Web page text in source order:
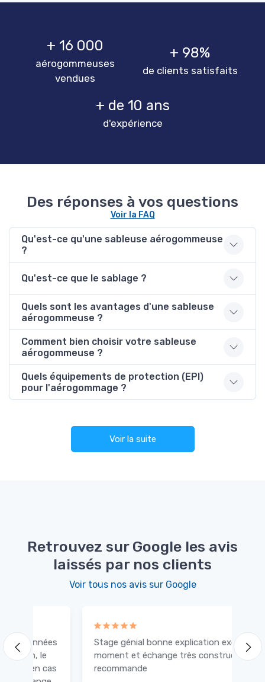
+ 16 000
aérogommeuses
vendues
+ 98%
de clients satisfaits
+ de 10 ans
d'expérience
Des réponses à vos questions
Voir la FAQ
Qu'est-ce qu'une sableuse aérogommeuse
?
Qu'est-ce que le sablage ?
Quels sont les avantages d'une sableuse
aérogommeuse ?
Comment bien choisir votre sableuse
aérogommeuse ?
Quels équipements de protection (EPI)
pour l'aérogommage ?
Voir la suite
Retrouvez sur Google les avis
laissés par nos clients
Voir tous nos avis sur Google
Stage génial bonne explication excellent
moment et échange très constructif je
recommande